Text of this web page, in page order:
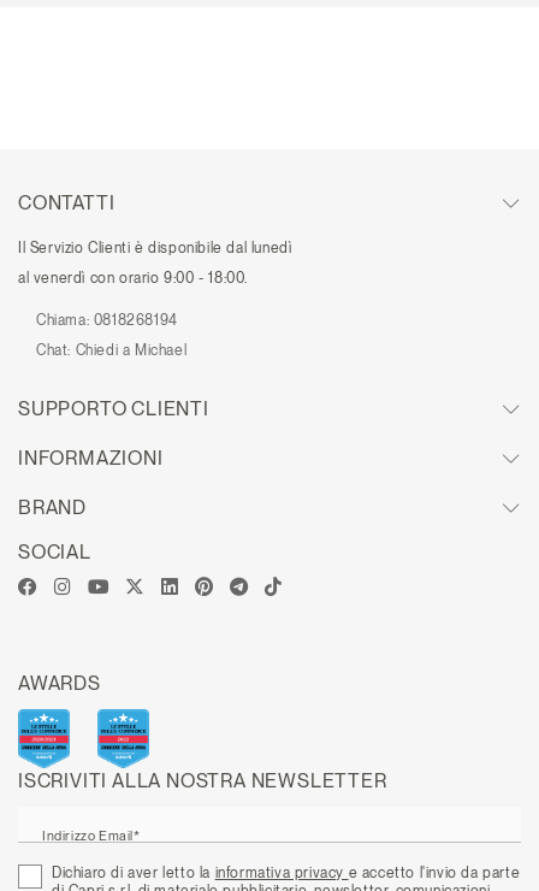
CONTATTI
Il Servizio Clienti è disponibile dal lunedì
al venerdì con orario 9:00 - 18:00.
Chiama: 0818268194
Chat: Chiedi a Michael
SUPPORTO CLIENTI
INFORMAZIONI
BRAND
ISCRIVITI ALLA NOSTRA NEWSLETTER
Indirizzo Email*
Dichiaro di aver letto la informativa privacy e accetto l'invio da parte
SOCIAL
AWARDS